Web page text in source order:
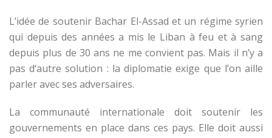
L’idée de soutenir Bachar El-Assad et un régime syrien
qui depuis des années a mis le Liban à feu et à sang
depuis plus de 30 ans ne me convient pas. Mais il n’y a
pas d‘autre solution : la diplomatie exige que l’on aille
parler avec ses adversaires.
La communauté internationale doit soutenir les
gouvernements en place dans ces pays. Elle doit aussi